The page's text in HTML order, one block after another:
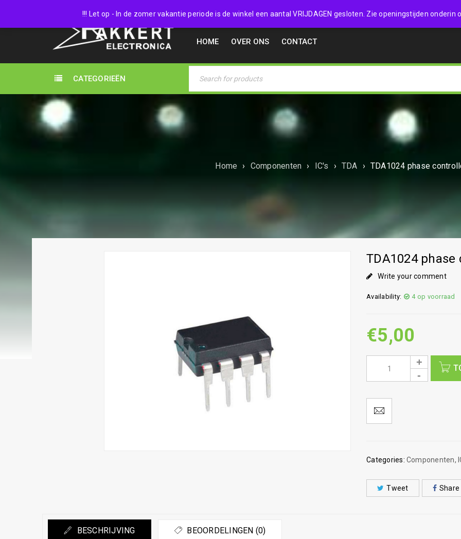
!!! Let op - In de zomer vakantie periode is de winkel een aantal VRIJDAGEN gesloten. Zie openingstijden
038 4532357
HOME OVER ONS CONTACT
CATEGORIEËN
Home › Componenten › IC's › TDA › TDA1024 phase
TDA1024
Write your comment
Availability: 4 op voorraad
€5,00
Categories: Componenten,
Tweet Share
BESCHRIJVING BEOORDELINGEN (0)